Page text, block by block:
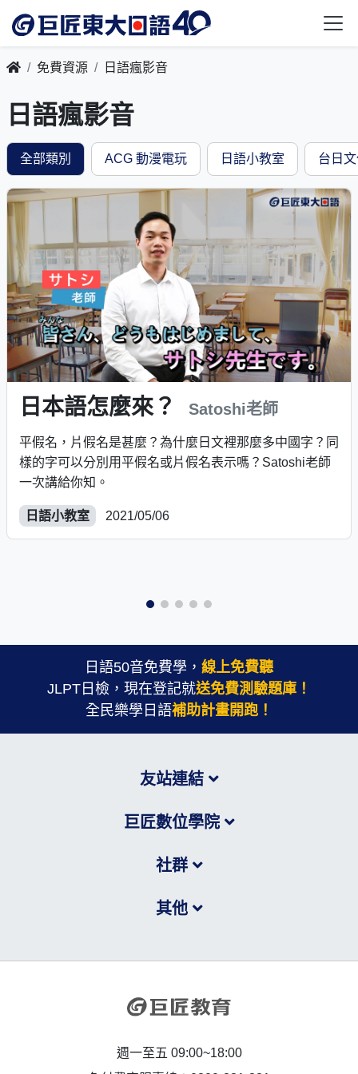
免費資源 日語瘋影音
日語瘋影音
全部類別 ACG 動漫電玩 日語小教室 台日
日本語怎麼來？ Satoshi老師
平假名，片假名是甚麼？為什麼日文裡那麼多中國字？同
樣的字可以分別用平假名或片假名表示嗎？Satoshi老師
一次講給你知。
日語小教室 2021/05/06
日語50音免費學， 線上免費聽
JLPT日檢，現在登記就送免費測驗題庫！
全民樂學日語補助計畫開跑！
友站連結
巨匠數位學院
社群
其他
週一至五 09:00~18:00